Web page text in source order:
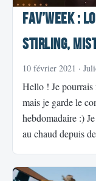
Fav’Week :
Stirling,
10 février 2021 ·
Hello ! Je pourrais
mais je garde le
hebdomadaire :)
au chaud depuis